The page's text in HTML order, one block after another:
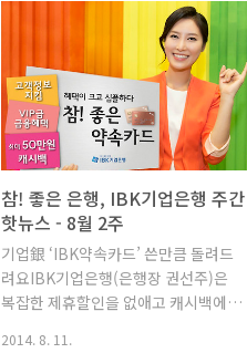
계실 분이 아니다’라는 영화평이 많은
공감을 얻었습니다. 이처럼 한 나라의
화폐에는 그 나라만의 역사나 문화, 대
표 인물이 담겨 있는데요. 해외여행을
하면 각 나라마다 다양한 크기와 색상,
디자인이 담긴 지폐를 보는 재미가 쏠
쏠합니다. 앞서 고전주의부터 르네상
살펴볼 수 있는 유로화에 대한 이야기
를 다룬 적이 있는데요. (유로화 기사
보기) 오늘은 아시아 나라들 중에서 중
국, 인도, 싱가포르, 말레이시아, 파키..
참! 좋은 은행, IBK기업은행 주간
핫뉴스 - 8월 2주
기업銀 ‘IBK약속카드’ 쓴만큼 돌려드
려요IBK기업은행(은행장 권선주)은
복잡한 제휴할인을 없애고 캐시백에
2014. 8. 11.